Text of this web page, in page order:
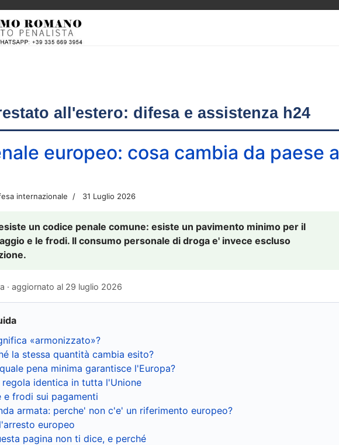
all'estero: difesa e assistenza h24
europeo: cosa cambia da paese a
internazionale 31 Luglio 2026
un codice penale comune: esiste un pavimento minimo per il
e le frodi. Il consumo personale di droga e' invece escluso
· aggiornato al 29 luglio 2026
«armonizzato»?
la stessa quantità cambia esito?
pena minima garantisce l'Europa?
regola identica in tutta l'Unione
e frodi sui pagamenti
armata: perche' non c'e' un riferimento europeo?
europeo
pagina non ti dice, e perché